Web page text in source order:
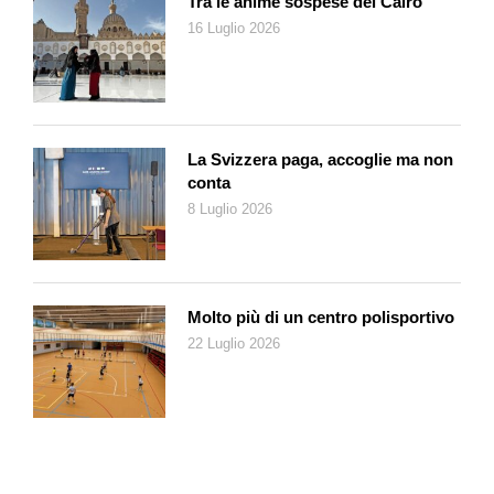
Arbasino baffuto), un profilo di Calvino un po’ triste e un po’
sorridente, un profilo di Giovanni Comisso ingrugnito, Buzzati
con impermeabile alla tenente Sheridan, Natalia Ginzburg
arcigna, Moravia e Parise elegantemente incravattati, Ottiero
borsetta, Pasolini molto serio e molto concentrato su un foglio.
Ed ecco i fogli, i brogliacci, gli scarabocchi su quaderni, diari,
taccuini, tovaglioli, le minute, gli scartafacci che piacevano al
filologo Gianfranco Contini (6 con qualche + alla memoria), il
primo che lesse l’opera letteraria non come un oggetto
definitivo e immutabile, ma come il risultato di un processo
creativo per lo più tormentato. Gadda fu l’esempio massimo
del lavoro inesausto e però mai finito, del pentimento,
dell’ossessione che traccia sulla carta ripetizioni, note
meticolose, cancellature, sostituzioni e spostamenti. Nulla a
16 Luglio 2026
La Svizzera paga, accoglie ma non
conta
8 Luglio 2026
Molto più di un centro polisportivo
22 Luglio 2026